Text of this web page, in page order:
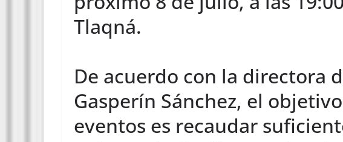
Tlaqná.
De acuerdo con la directora
Gasperín Sánchez, el
eventos es recaudar